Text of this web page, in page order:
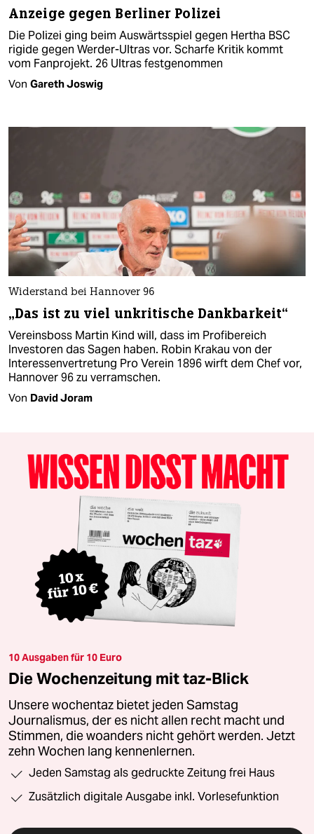
Anzeige gegen Berliner Polizei
Die Polizei ging beim Auswärtsspiel gegen Hertha BSC
rigide gegen Werder-Ultras vor. Scharfe Kritik kommt
vom Fanprojekt. 26 Ultras festgenommen
Von Gareth Joswig
Widerstand bei Hannover 96
„Das ist zu viel unkritische Dankbarkeit“
Vereinsboss Martin Kind will, dass im Profibereich
Investoren das Sagen haben. Robin Krakau von der
Interessenvertretung Pro Verein 1896 wirft dem Chef vor,
Hannover 96 zu verramschen.
Von David Joram
10 Ausgaben für 10 Euro
Die Wochenzeitung mit taz-Blick
Unsere wochentaz bietet jeden Samstag
Journalismus, der es nicht allen recht macht und
Stimmen, die woanders nicht gehört werden. Jetzt
zehn Wochen lang kennenlernen.
Jeden Samstag als gedruckte Zeitung frei Haus
Zusätzlich digitale Ausgabe inkl. Vorlesefunktion